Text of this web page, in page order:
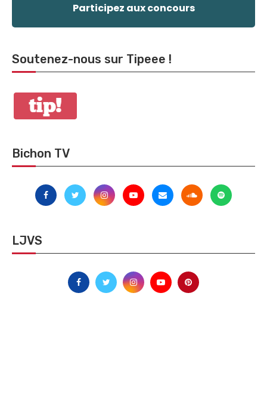
Participez aux concours
Soutenez-nous sur Tipeee !
Bichon TV
LJVS